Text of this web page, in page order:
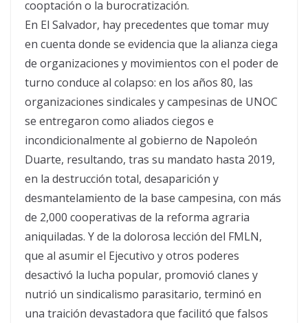
cooptación o la burocratización.
En El Salvador, hay precedentes que tomar muy
en cuenta donde se evidencia que la alianza ciega
de organizaciones y movimientos con el poder de
turno conduce al colapso: en los años 80, las
organizaciones sindicales y campesinas de UNOC
se entregaron como aliados ciegos e
incondicionalmente al gobierno de Napoleón
Duarte, resultando, tras su mandato hasta 2019,
en la destrucción total, desaparición y
desmantelamiento de la base campesina, con más
de 2,000 cooperativas de la reforma agraria
aniquiladas. Y de la dolorosa lección del FMLN,
que al asumir el Ejecutivo y otros poderes
desactivó la lucha popular, promovió clanes y
nutrió un sindicalismo parasitario, terminó en
una traición devastadora que facilitó que falsos